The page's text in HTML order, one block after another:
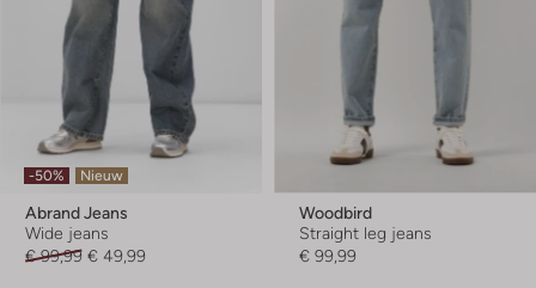
-50% Nieuw
Abrand Jeans
Wide jeans
€ 99,99 € 49,99
Woodbird
Straight leg jeans
€ 99,99